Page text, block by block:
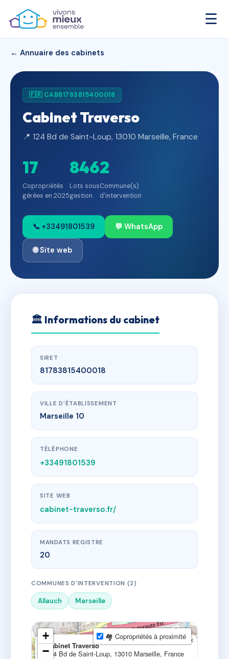
☰
← Annuaire des cabinets
🇫🇷 CAB81783815400018
Cabinet Traverso
📍 124 Bd de Saint-Loup, 13010 Marseille, France
17
Copropriétés
gérées en 2025
846
Lots sous
gestion
2
Commune(s)
d'intervention
📞 +33491801539 💬 WhatsApp
🌐 Site web
🏛 Informations du cabinet
SIRET
81783815400018
VILLE D'ÉTABLISSEMENT
Marseille 10
TÉLÉPHONE
+33491801539
SITE WEB
cabinet-traverso.fr/
MANDATS REGISTRE
20
COMMUNES D'INTERVENTION (2)
Allauch Marseille
Cabinet Traverso
124 Bd de Saint-Loup, 13010 Marseille, France
×
+
−
🏘 Copropriétés à proximité